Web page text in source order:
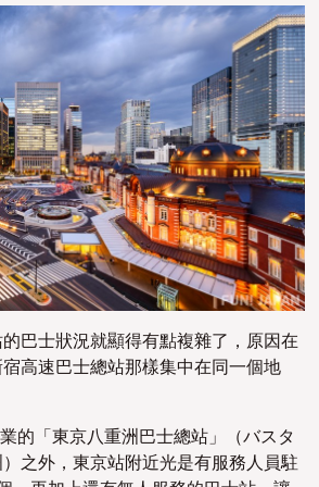
巴士狀況就顯得有點複雜了，原因在
高速巴士總站那樣集中在同一個地
的「東京八重洲巴士總站」（バスタ
之外，東京站附近光是有服務人員駐